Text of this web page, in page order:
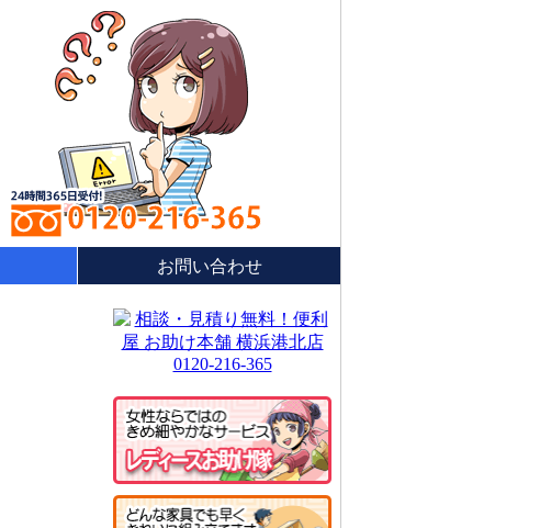
0120-216-365
お問い合わせ